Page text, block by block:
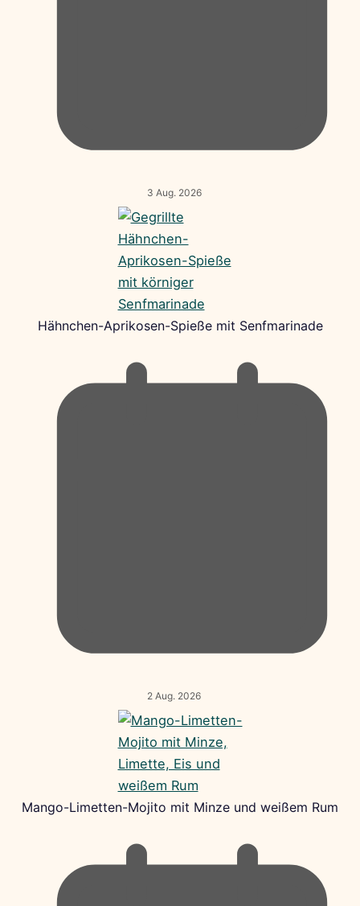
3 Aug. 2026
Hähnchen-Aprikosen-Spieße mit Senfmarinade
2 Aug. 2026
Mango-Limetten-Mojito mit Minze und weißem Rum